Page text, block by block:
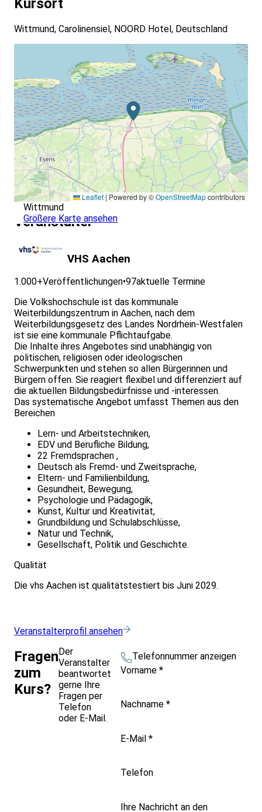
Kursort
Wittmund, Carolinensiel, NOORD Hotel, Deutschland
Leaflet | Powered by ©OpenStreetMapcontributors
Wittmund
Größere Karte ansehen
Veranstalter
VHS Aachen
1.000+Veröffentlichungen•97aktuelle Termine
Die Volkshochschule ist das kommunale
Weiterbildungszentrum in Aachen, nach dem
Weiterbildungsgesetz des Landes Nordrhein-Westfalen
ist sie eine kommunale Pflichtaufgabe.
Die Inhalte ihres Angebotes sind unabhängig von
politischen, religiösen oder ideologischen
Schwerpunkten und stehen so allen Bürgerinnen und
Bürgern offen. Sie reagiert flexibel und differenziert auf
die aktuellen Bildungsbedürfnisse und -interessen.
Das systematische Angebot umfasst Themen aus den
Bereichen
Lern- und Arbeitstechniken,
EDV und Berufliche Bildung,
22 Fremdsprachen ,
Deutsch als Fremd- und Zweitsprache,
Eltern- und Familienbildung,
Gesundheit, Bewegung,
Psychologie und Pädagogik,
Kunst, Kultur und Kreativität,
Grundbildung und Schulabschlüsse,
Natur und Technik,
Gesellschaft, Politik und Geschichte.
Qualität
Die vhs Aachen ist qualitätstestiert bis Juni 2029.
Veranstalterprofil ansehen
Fragen
zum
Kurs?
Der
Veranstalter
beantwortet
gerne Ihre
Fragen per
Telefon
oder E-Mail.
Telefonnummer anzeigen
Vorname *
Nachname *
E-Mail *
Telefon
Ihre Nachricht an den